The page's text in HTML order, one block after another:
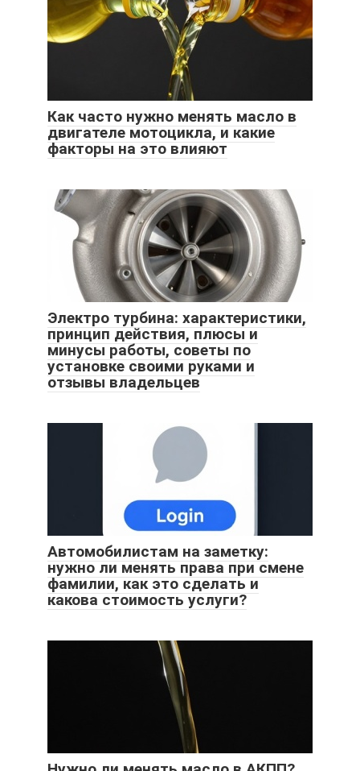
Как часто нужно менять масло в
двигателе мотоцикла, и какие
факторы на это влияют
Электро турбина: характеристики,
принцип действия, плюсы и
минусы работы, советы по
установке своими руками и
отзывы владельцев
Автомобилистам на заметку:
нужно ли менять права при смене
фамилии, как это сделать и
какова стоимость услуги?